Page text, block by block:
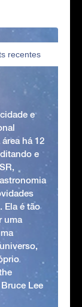
recentes
e
há 12
e
Ela é tão
uma
Lee